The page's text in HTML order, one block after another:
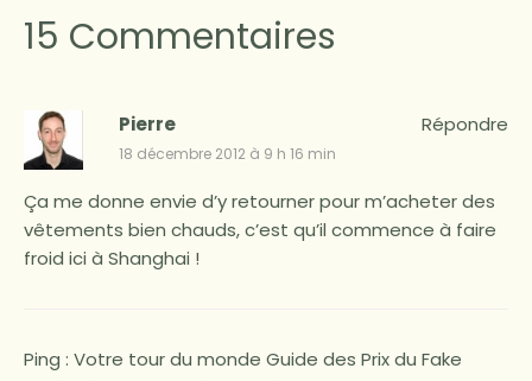
15 Commentaires
Pierre
18 décembre 2012 à 9 h 16 min
Ça me donne envie d’y retourner pour m’acheter des
vêtements bien chauds, c’est qu’il commence à faire
froid ici à Shanghai !
Répondre
Ping : Votre tour du monde Guide des Prix du Fake